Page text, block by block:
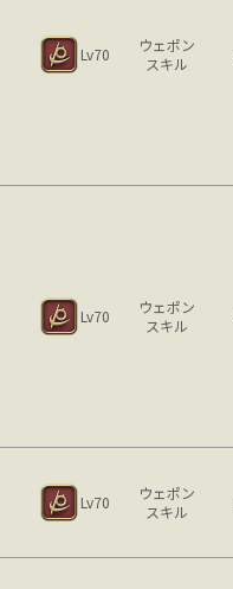
Lv70
ウェポン
スキル
Lv70
ウェポン
スキル
Lv70
ウェポン
スキル